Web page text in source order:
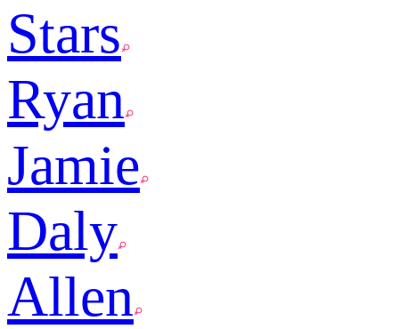
Stars
Ryan
Jamie
Daly
Allen